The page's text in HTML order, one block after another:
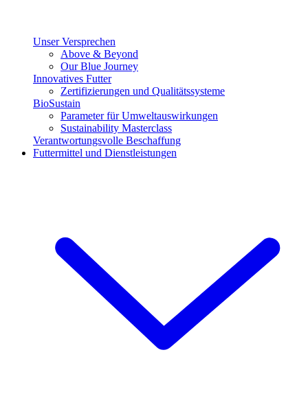
Unser Versprechen
Above & Beyond
Our Blue Journey
Innovatives Futter
Zertifizierungen und Qualitätssysteme
BioSustain
Parameter für Umweltauswirkungen
Sustainability Masterclass
Verantwortungsvolle Beschaffung
Futtermittel und Dienstleistungen